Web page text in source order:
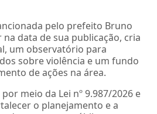
pelo prefeito Bruno
data de sua publicação, cria
um observatório para
sobre violência e um fundo
de ações na área.
meio da Lei nº 9.987/2026 e
o planejamento e a